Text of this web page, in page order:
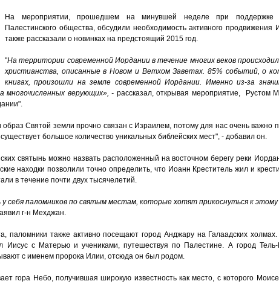
На мероприятии, прошедшем на минувшей неделе при поддержке
Палестинского общества, обсудили необходимость активного
также рассказали о новинках на предстоящий 2015 год.
"На территории современной Иордании в течение многих веков
христианства, описанные в Новом и Ветхом Заветах. 85% событий,о
книгах,произошли на земле современной Иордании. Именно из-за
многочисленных верующих», - рассказал, открывая мероприятие, Рустом
Святой земли прочно связан с Израилем, потому для нас очень важно
большое количество уникальных библейских мест", - добавил он.
святынь можно назвать расположенный на восточном берегу реки
находки позволили точно определить, что Иоанн Креститель жил и
в течение почти двух тысячелетий.
у себя паломников по святым местам, которые хотят прикоснуться к этому
г-н Мехджан.
паломники также активно посещают город Анджару на Галаадских
Иисус с Матерью и учениками, путешествуя по Палестине. А город
с именем пророка Илии, отсюда он был родом.
гора Небо, получившая широкую известность как место, с которого